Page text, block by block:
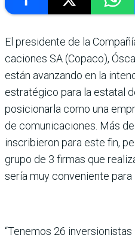
El presidente de la
caciones SA (Copaco),
están avanzando en la
estraté­gico para la estatal
posicionarla como una
de comunicaciones. Más
inscribieron para este fin,
grupo de 3 firmas que
sería muy conveniente para
“Tenemos 26